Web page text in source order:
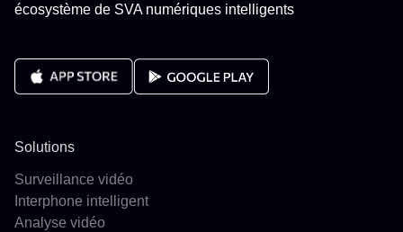
écosystème de SVA numériques intelligents
Solutions
Surveillance vidéo
Interphone intelligent
Analyse vidéo